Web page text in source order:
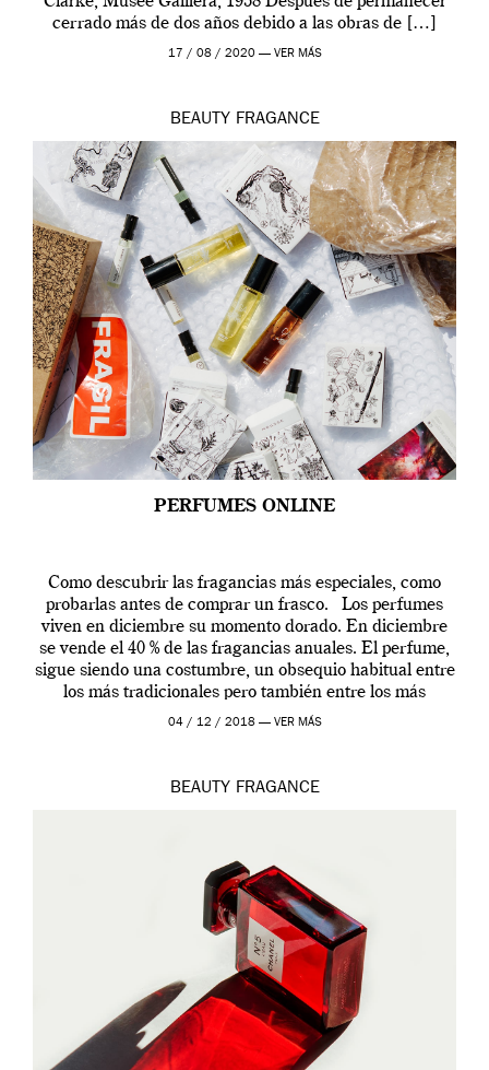
cerrado más de dos años debido a las obras de […]
17 / 08 / 2020 — VER MÁS
BEAUTY FRAGANCE
PERFUMES ONLINE
Como descubrir las fragancias más especiales, como
probarlas antes de comprar un frasco. Los perfumes
viven en diciembre su momento dorado. En diciembre
se vende el 40 % de las fragancias anuales. El perfume,
sigue siendo una costumbre, un obsequio habitual entre
los más tradicionales pero también entre los más
modernos. Estos días ha […]
04 / 12 / 2018 — VER MÁS
BEAUTY FRAGANCE